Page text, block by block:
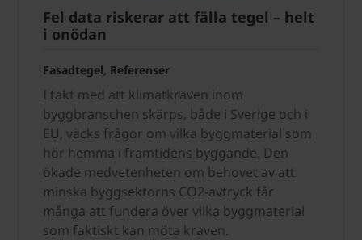
Fel data riskerar att fälla tegel – helt
i onödan
Fasadtegel, Referenser
I takt med att klimatkraven inom
byggbranschen skärps, både i Sverige och i
EU, väcks frågor om vilka byggmaterial som
hör hemma i framtidens byggande. Den
ökade medvetenheten om behovet av att
minska byggsektorns CO2-avtryck får
många att fundera över vilka byggmaterial
som faktiskt kan möta kraven.